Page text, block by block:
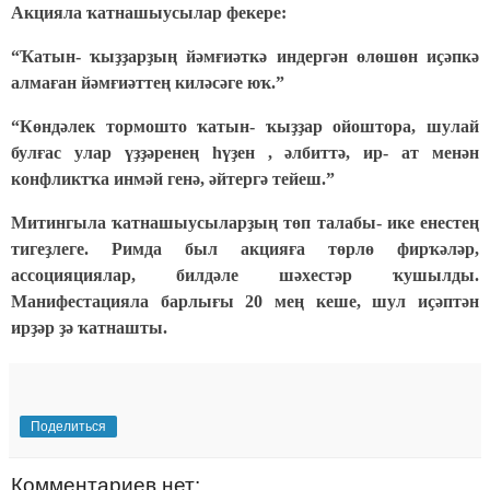
Акцияла ҡатнашыусылар фекере:
“Ҡатын- ҡыҙҙарҙың йәмғиәткә индергән өлөшөн иҫәпкә
алмаған йәмғиәттең киләсәге юҡ.”
“Көндәлек тормошто ҡатын- ҡыҙҙар ойоштора, шулай
булғас улар үҙҙәренең һүҙен , әлбиттә, ир- ат менән
конфликтҡа инмәй генә, әйтергә тейеш.”
Митингыла ҡатнашыусыларҙың төп талабы- ике енестең
тигеҙлеге. Римда был акцияға төрлө фирҡәләр,
ассоцияциялар, билдәле шәхестәр ҡушылды.
Манифестацияла барлығы 20 мең кеше, шул иҫәптән
ирҙәр ҙә ҡатнашты.
Поделиться
Комментариев нет: